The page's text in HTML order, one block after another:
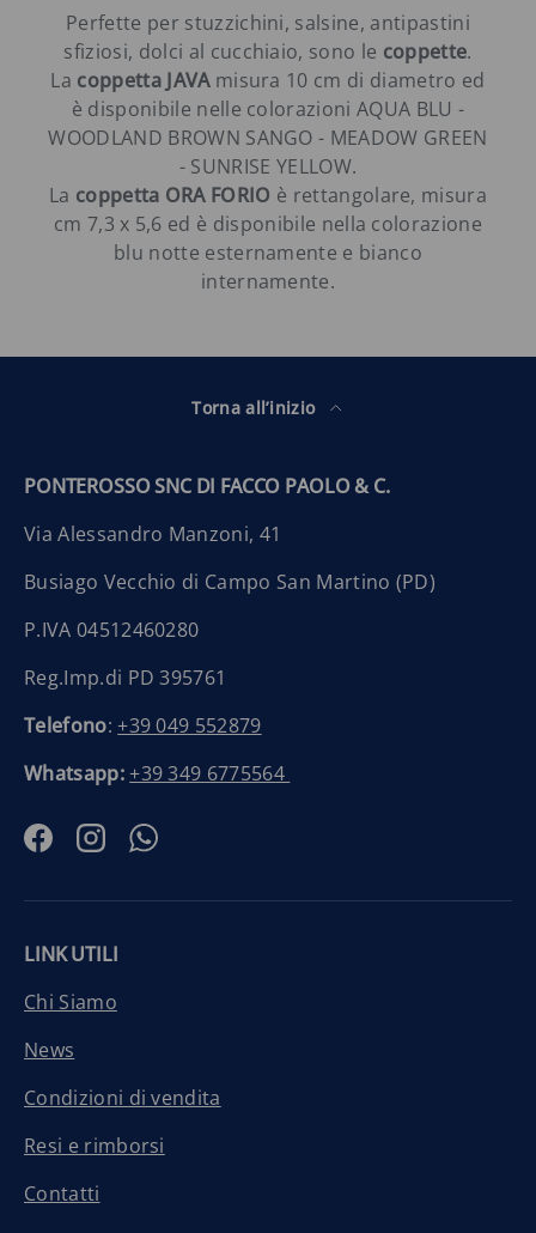
Perfette per stuzzichini, salsine, antipastini
sfiziosi, dolci al cucchiaio, sono le coppette.
La coppetta JAVAmisura 10 cm di diametro ed
è disponibile nelle colorazioni AQUA BLU -
WOODLAND BROWN SANGO - MEADOW GREEN
- SUNRISE YELLOW.
La coppetta ORA FORIO è rettangolare, misura
cm 7,3 x 5,6 ed è disponibile nella colorazione
blu notte esternamente e bianco
internamente.
Torna all’inizio
PONTEROSSO SNC DI FACCO PAOLO & C.
Via Alessandro Manzoni, 41
Busiago Vecchio di Campo San Martino (PD)
P.IVA 04512460280
Reg.Imp.di PD 395761
Telefono:+39 049 552879
Whatsapp:+39 349 6775564
FacebookInstagramWhatsApp
LINK UTILI
Chi Siamo
News
Condizioni di vendita
Resi e rimborsi
Contatti